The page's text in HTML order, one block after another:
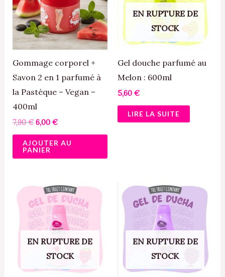
Gommage corporel +
Savon 2 en 1 parfumé à
la Pastèque – Vegan –
400ml
7,90€ 6,00 €
AJOUTER AU
PANIER
EN RUPTURE DE
STOCK
Gel douche parfumé au
Melon : 600ml
5,60 €
LIRE LA SUITE
EN RUPTURE DE
STOCK
EN RUPTURE DE
STOCK